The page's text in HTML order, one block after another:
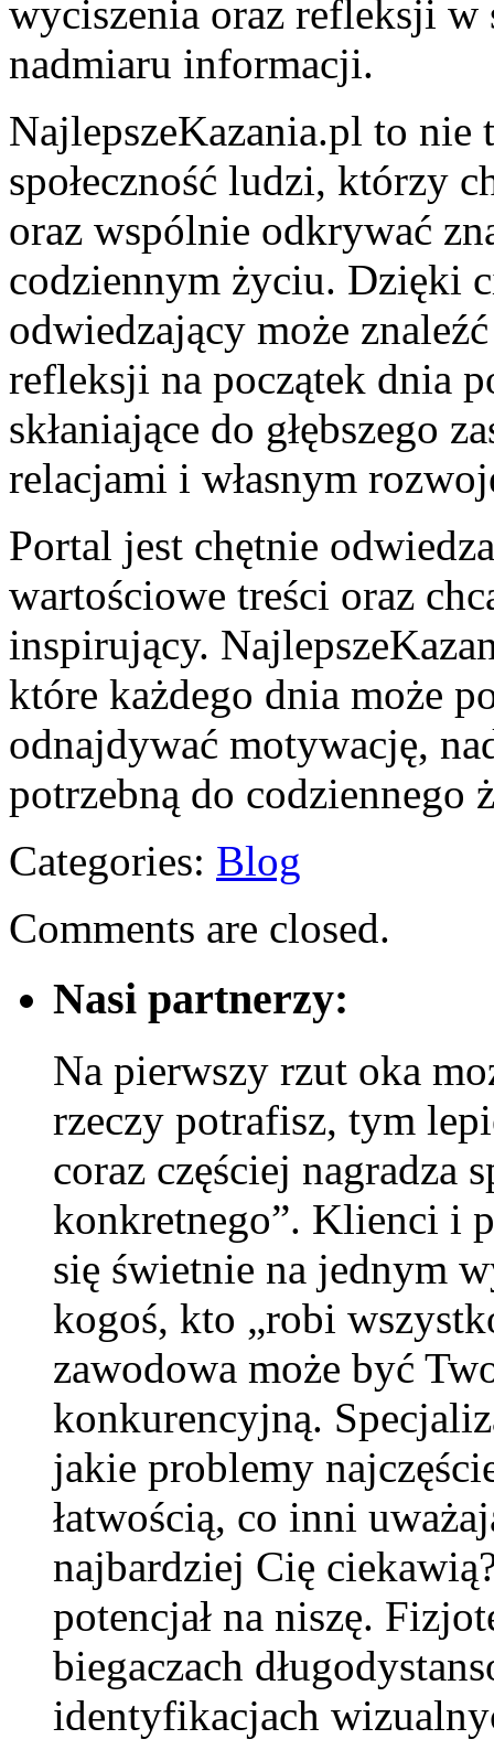
wyciszenia oraz refleksji w
nadmiaru informacji.
NajlepszeKazania.pl to
społeczność ludzi, którzy
oraz wspólnie odkrywać
codziennym życiu. Dzięki
odwiedzający może
refleksji na początek dnia
skłaniające do głębszego
relacjami i własnym
Portal jest chętnie
wartościowe treści oraz
inspirujący.
które każdego dnia może
odnajdywać motywację,
potrzebną do codziennego
Categories: Blog
Comments are closed.
Nasi partnerzy:
Na pierwszy rzut oka
rzeczy potrafisz, tym
coraz częściej nagradza
konkretnego”. Klienci i
się świetnie na jednym
kogoś, kto „robi
zawodowa może być
konkurencyjną.
jakie problemy
łatwością, co inni
najbardziej Cię
potencjał na niszę.
biegaczach
identyfikacjach